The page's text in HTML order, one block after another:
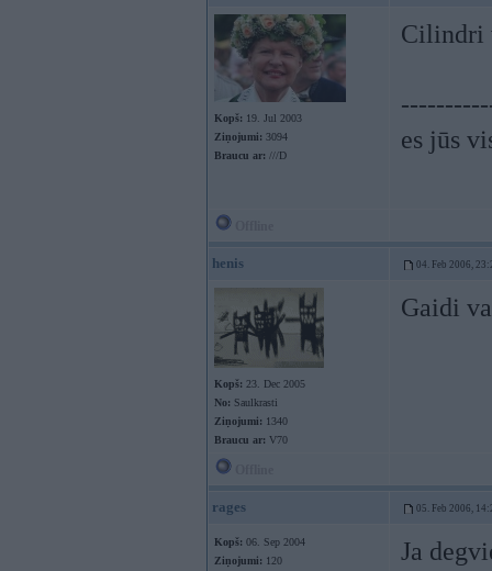
Kopš: 19. Jul 2003
Ziņojumi: 3094
Braucu ar: ///D
Cilindri
es jūs
henis 04. Feb 2006,
Kopš: 23. Dec 2005
No: Saulkrasti
Ziņojumi: 1340
Braucu ar: V70
Gaidi
rages 05. Feb 2006,
Kopš: 06. Sep 2004
Ziņojumi: 120
Ja